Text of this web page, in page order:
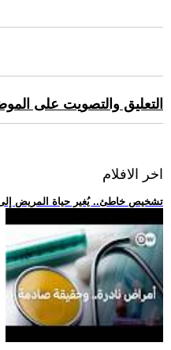
التعليق والتصويت على
اخر الافلام
.. تشخيص خاطئ.. يُغير حياة المريض